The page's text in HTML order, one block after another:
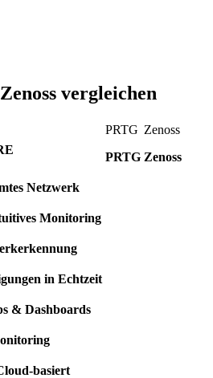
vergleichen
PRTG
PRTG
Zenoss
Zenoss
Netzwerk
Monitoring
in Echtzeit
& Dashboards
basiert